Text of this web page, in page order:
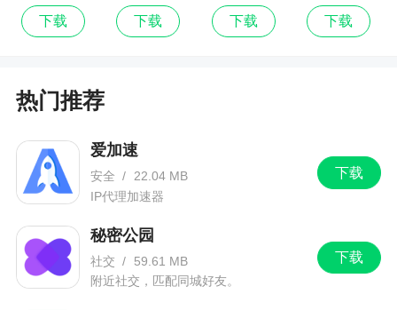
6、请大家及时更新
下载
票最新版
下载 下载 下载
热门推荐
下载
爱加速
安全 /
22.04 MB
IP代理加速器
下载
秘密公园
社交 /
59.61 MB
附近社交，匹配同城好友。